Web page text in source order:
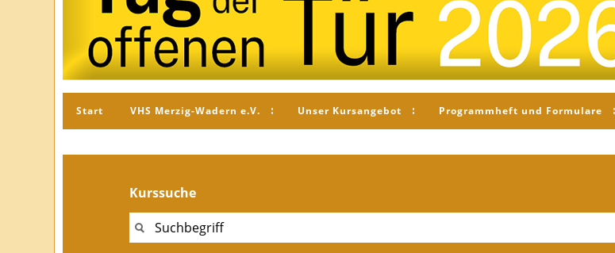
Start VHS Merzig-Wadern e.V. Unser Kursangebot Programmheft und Formulare
Kurssuche